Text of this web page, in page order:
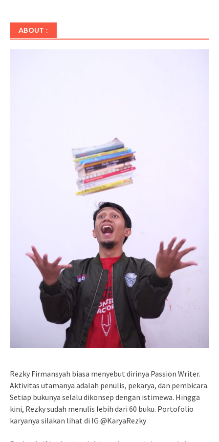
ABOUT :
Rezky Firmansyah biasa menyebut dirinya Passion Writer.
Aktivitas utamanya adalah penulis, pekarya, dan pembicara.
Setiap bukunya selalu dikonsep dengan istimewa. Hingga
kini, Rezky sudah menulis lebih dari 60 buku. Portofolio
karyanya silakan lihat di IG @KaryaRezky